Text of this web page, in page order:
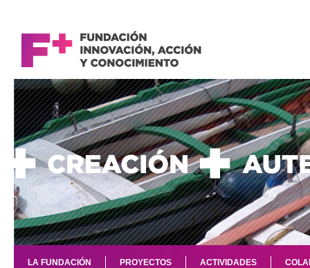
LA FUNDACIÓN PROYECTOS ACTIVIDADES